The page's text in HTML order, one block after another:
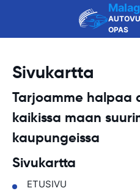
OPAS
Sivukartta
Tarjoamme halpaa
kaikissa maan
kaupungeissa
Sivukartta
ETUSIVU